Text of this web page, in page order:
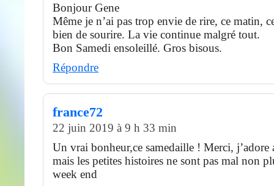
Bonjour Gene
Même je n’ai pas trop envie de rire, ce matin,
bien de sourire. La vie continue malgré tout.
Bon Samedi ensoleillé. Gros bisous.
Répondre
france72
22 juin 2019 à 9 h 33 min
Un vrai bonheur,ce samedaille ! Merci, j’adore
mais les petites histoires ne sont pas mal non
week end